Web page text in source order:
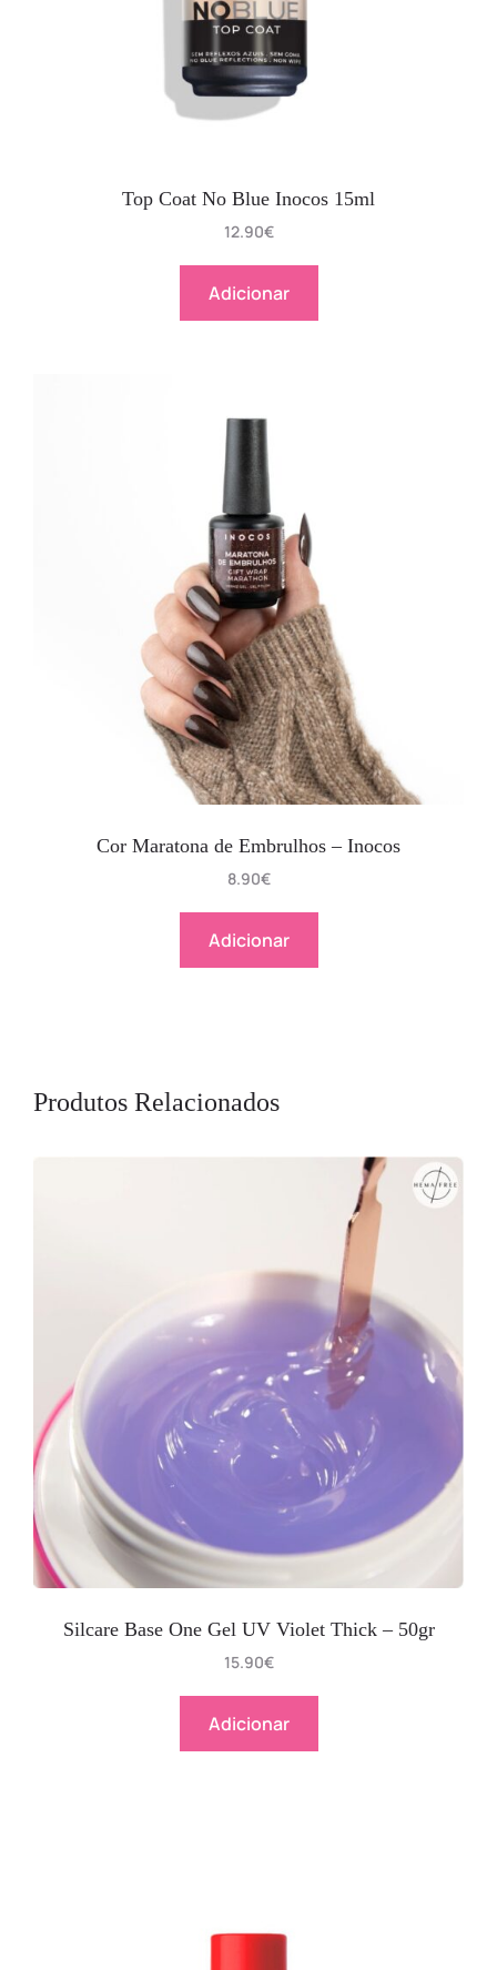
Top Coat No Blue Inocos 15ml
12.90€
Adicionar
Cor Maratona de Embrulhos – Inocos
8.90€
Adicionar
Produtos Relacionados
Silcare Base One Gel UV Violet Thick – 50gr
15.90€
Adicionar